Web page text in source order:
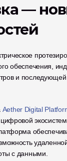
—
обеспечения,
и
Aether Digital
с данными.